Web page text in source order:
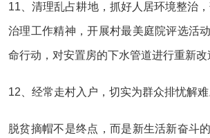
11、清理乱占耕地，抓好人居环境整治
治理工作精神，开展村最美庭院评选活
命行动，对安置房的下水管道进行重新改
12、经常走村入户，切实为群众排忧解难
脱贫摘帽不是终点，而是新生活新奋斗